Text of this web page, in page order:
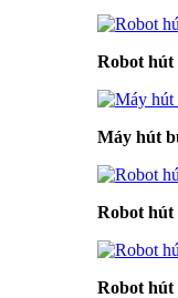
Robot hút
Máy hút
Robot hút
Robot